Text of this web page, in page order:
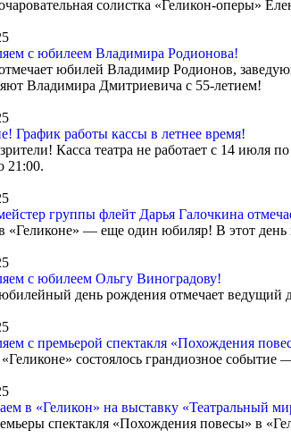
солистка «Геликон-оперы»
с юбилеем Владимира Родионова!
юбилей Владимир Родионов,
Владимира Дмитриевича с 55-летием!
График работы кассы в летнее время!
Касса театра не работает с 14 июля
21:00.
группы флейт Дарья Галочкина
«Геликоне» — еще один юбиляр! В этот день
с юбилеем Ольгу Виноградову!
день рождения отмечает ведущий
с премьерой спектакля «Похождения
состоялось грандиозное
в «Геликон» на выставку «Театральный
спектакля «Похождения повесы» в